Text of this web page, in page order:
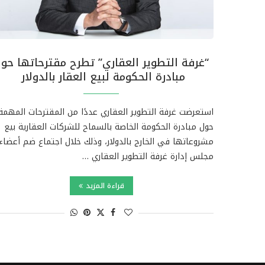
“غرفة التطوير العقاري” تطرح مقترحاتها
مبادرة الحكومة لبيع العقار بالدولار
استعرضت غرفة التطوير العقاري عددًا من المقترحات
حول مبادرة الحكومة الخاصة بالسماح للشركات العقارية بيع
مشروعاتها في الخارج بالدولار، وذلك خلال اجتماع ضم
مجلس إدارة غرفة التطوير العقاري …
قراءة المزيد